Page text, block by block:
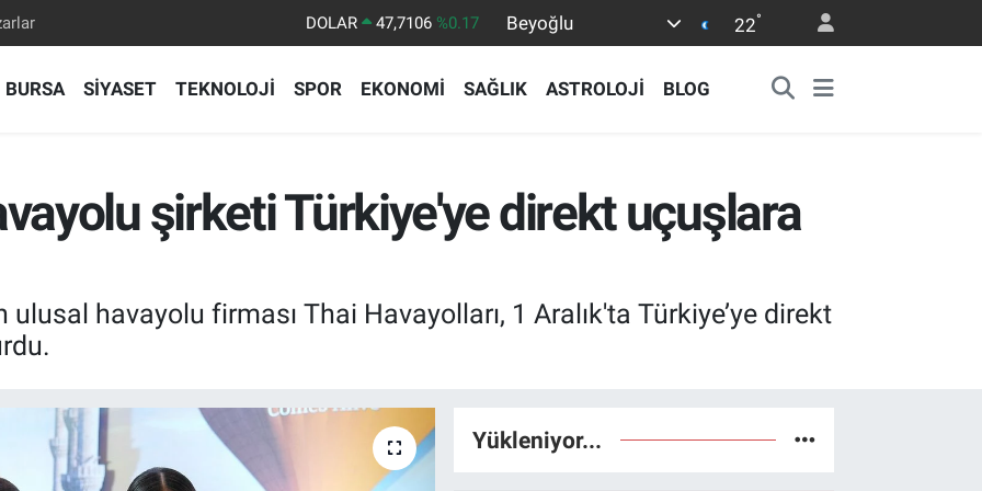
EURO
55,1652
%0.27
%0.35
BITCOIN
65.130,04
Beyoğlu 22°
BURSA SİYASET TEKNOLOJİ SPOR EKONOMİ SAĞLIK ASTROLOJİ BLOG
şirketi Türkiye'ye direkt uçuşlara
ulusal havayolu firması Thai Havayolları, 1 Aralık'ta Türkiye’ye direkt
Yükleniyor...